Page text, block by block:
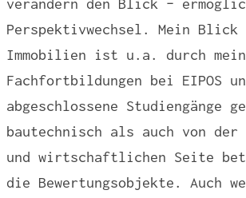
Perspektivwechsel. Mein Blick
Immobilien ist u.a. durch
Fachfortbildungen bei EIPOS
abgeschlossene Studiengänge
bautechnisch als auch von
und wirtschaftlichen Seite
die Bewertungsobjekte. Auch